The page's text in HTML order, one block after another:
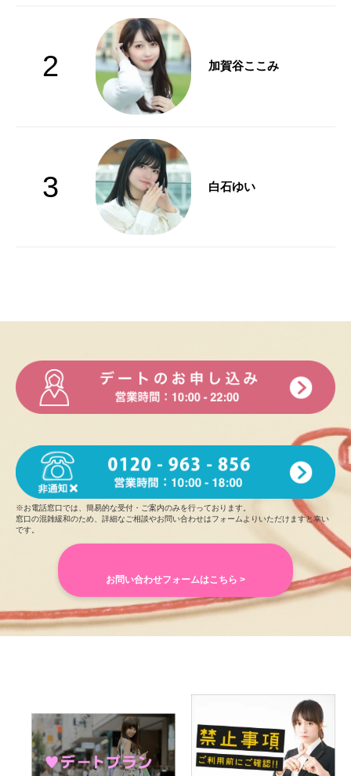
2 加賀谷ここみ
3 白石ゆい
※お電話窓口では、簡易的な受付・ご案内のみを行っております。
窓口の混雑緩和のため、詳細なご相談やお問い合わせはフォームよりいただけますと幸い
です。
お問い合わせフォームはこちら >